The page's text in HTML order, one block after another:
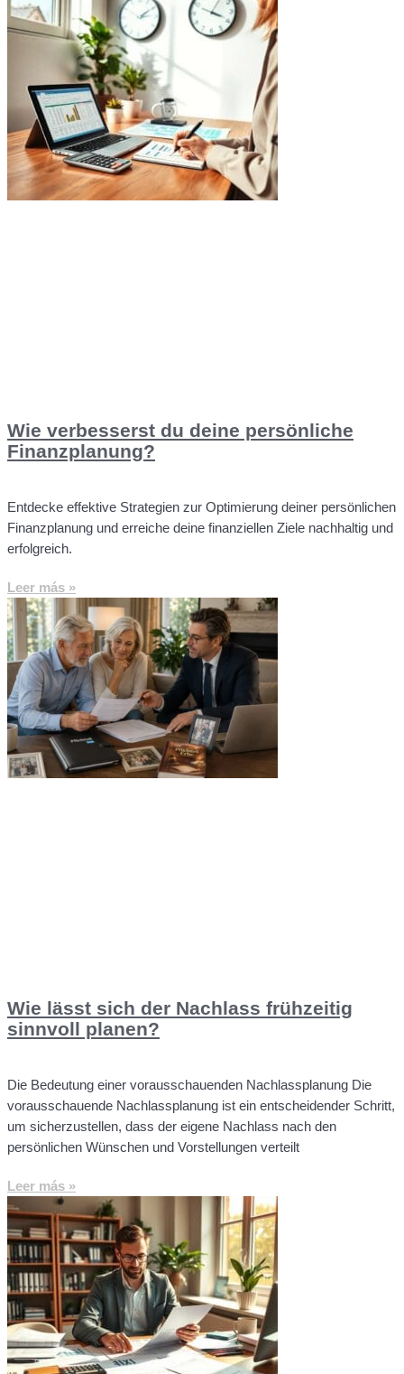
Wie verbesserst du deine persönliche
Finanzplanung?
Entdecke effektive Strategien zur Optimierung deiner persönlichen
Finanzplanung und erreiche deine finanziellen Ziele nachhaltig und
erfolgreich.
Leer más »
Wie lässt sich der Nachlass frühzeitig
sinnvoll planen?
Die Bedeutung einer vorausschauenden Nachlassplanung Die
vorausschauende Nachlassplanung ist ein entscheidender Schritt,
um sicherzustellen, dass der eigene Nachlass nach den
persönlichen Wünschen und Vorstellungen verteilt
Leer más »